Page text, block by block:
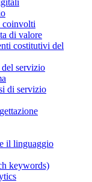
coinvolti
di valore
costitutivi del
servizio
di servizio
il linguaggio
keywords)